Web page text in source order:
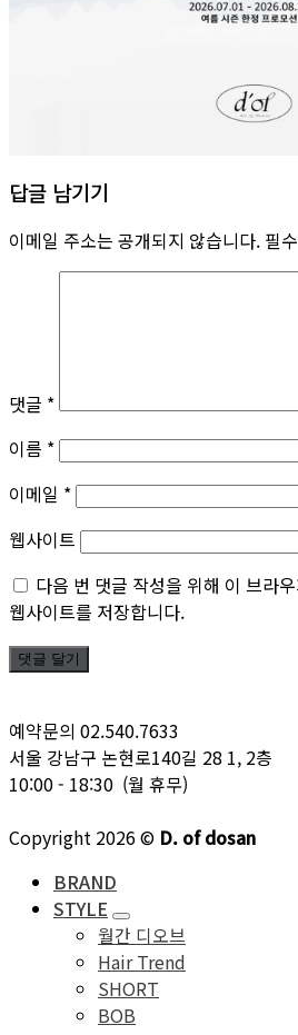
답글 남기기
이메일 주소는 공개되지 않습니다. 필
댓글 *
이름 *
이메일 *
웹사이트
다음 번 댓글 작성을 위해 이 브라
웹사이트를 저장합니다.
예약문의 02.540.7633
서울 강남구 논현로140길 28 1, 2층
10:00 - 18:30 (월 휴무)
Copyright 2026 © D. of dosan
BRAND
STYLE
월간 디오브
Hair Trend
SHORT
BOB